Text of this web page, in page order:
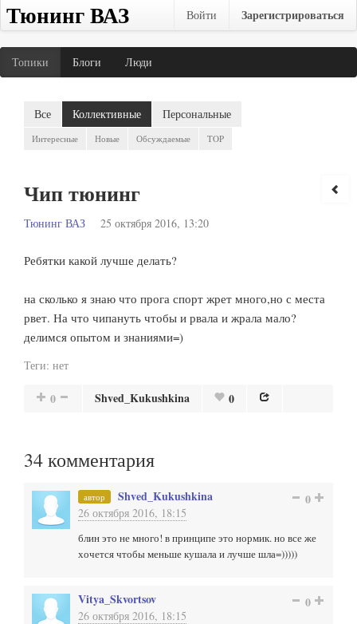
Тюнинг ВАЗ Войти Зарегистрироваться
Топики Блоги Люди
Все Коллективные Персональные
Интересные Новые Обсуждаемые TOP
Чип тюнинг
Тюнинг ВАЗ 25 октября 2016, 13:20
Ребятки какой лучше делать?
на сколько я знаю что прога спорт жрет много,но с места
рвет. На что чипануть чтобы и рвала и жрала мало?
делимся опытом и знаниями=)
Теги: нет
0 Shved_Kukushkina 0
34комментария
автор Shved_Kukushkina
26 октября 2016, 18:15
0
блин это не много! в принципе это нормик. но все же
хочется чтобы меньше кушала и лучше шла=)))))
Vitya_Skvortsov
26 октября 2016, 18:15
0